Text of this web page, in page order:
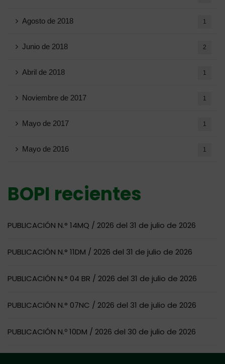
Agosto de 2018 1
Junio ​​de 2018 2
Abril de 2018 1
Noviembre de 2017 1
Mayo de 2017 1
Mayo de 2016 1
BOPI recientes
PUBLICACIÓN N.° 14MQ / 2026 del 31 de julio de 2026
PUBLICACIÓN N.° 11DM / 2026 del 31 de julio de 2026
PUBLICACIÓN N.° 04 BR / 2026 del 31 de julio de 2026
PUBLICACIÓN N.° 07NC / 2026 del 31 de julio de 2026
PUBLICACIÓN N.º 10DM / 2026 del 30 de julio de 2026